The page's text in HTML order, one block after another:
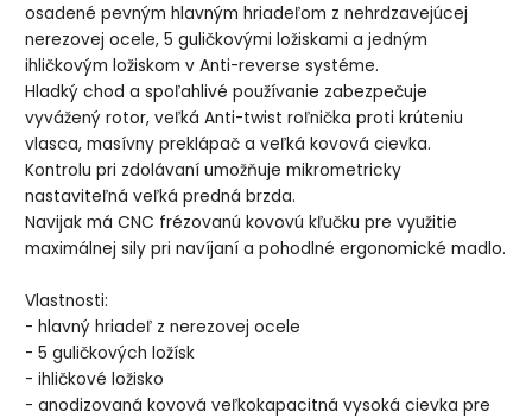
osadené pevným hlavným hriadeľom z nehrdzavejúcej
nerezovej ocele, 5 guličkovými ložiskami a jedným
ihličkovým ložiskom v Anti-reverse systéme.
Hladký chod a spoľahlivé používanie zabezpečuje
vyvážený rotor, veľká Anti-twist roľnička proti krúteniu
vlasca, masívny preklápač a veľká kovová cievka.
Kontrolu pri zdolávaní umožňuje mikrometricky
nastaviteľná veľká predná brzda.
Navijak má CNC frézovanú kovovú kľučku pre využitie
maximálnej sily pri navíjaní a pohodlné ergonomické madlo.
Vlastnosti:
- hlavný hriadeľ z nerezovej ocele
- 5 guličkových ložísk
- ihličkové ložisko
- anodizovaná kovová veľkokapacitná vysoká cievka pre